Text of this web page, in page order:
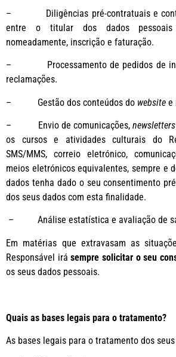
– Diligências pré-contratuais e
entre o titular dos dados
nomeadamente, inscrição e faturação.
– Processamento de pedidos de
reclamações.
– Gestão dos conteúdos do website e
– Envio de comunicações, newsletters
os cursos e atividades culturais do
SMS/MMS, correio eletrónico,
meios eletrónicos equivalentes, sempre e
dados tenha dado o seu consentimento
dos seus dados com esta finalidade.
– Análise estatística e avaliação de
Em matérias que extravasam as
Responsável irásempre solicitar o seu
os seus dados pessoais.
Quais as bases legais para o tratamento?
As bases legais para o tratamento dos